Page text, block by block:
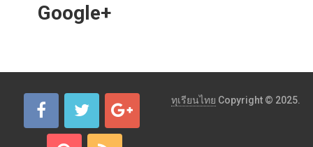
Google+
ทุเรียนไทย Copyright © 2025.